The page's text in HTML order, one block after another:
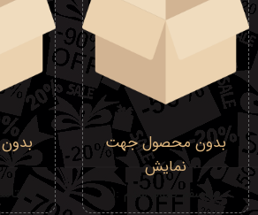
بدون محصول جهت
نمایش
متاسفم تموم شدم :(